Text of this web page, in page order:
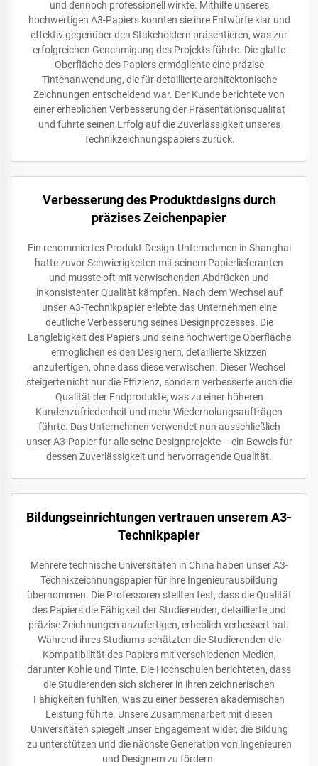
und dennoch professionell wirkte. Mithilfe unseres
hochwertigen A3-Papiers konnten sie ihre Entwürfe klar und
effektiv gegenüber den Stakeholdern präsentieren, was zur
erfolgreichen Genehmigung des Projekts führte. Die glatte
Oberfläche des Papiers ermöglichte eine präzise
Tintenanwendung, die für detaillierte architektonische
Zeichnungen entscheidend war. Der Kunde berichtete von
einer erheblichen Verbesserung der Präsentationsqualität
und führte seinen Erfolg auf die Zuverlässigkeit unseres
Technikzeichnungspapiers zurück.
Verbesserung des Produktdesigns durch
präzises Zeichenpapier
Ein renommiertes Produkt-Design-Unternehmen in Shanghai
hatte zuvor Schwierigkeiten mit seinem Papierlieferanten
und musste oft mit verwischenden Abdrücken und
inkonsistenter Qualität kämpfen. Nach dem Wechsel auf
unser A3-Technikpapier erlebte das Unternehmen eine
deutliche Verbesserung seines Designprozesses. Die
Langlebigkeit des Papiers und seine hochwertige Oberfläche
ermöglichen es den Designern, detaillierte Skizzen
anzufertigen, ohne dass diese verwischen. Dieser Wechsel
steigerte nicht nur die Effizienz, sondern verbesserte auch die
Qualität der Endprodukte, was zu einer höheren
Kundenzufriedenheit und mehr Wiederholungsaufträgen
führte. Das Unternehmen verwendet nun ausschließlich
unser A3-Papier für alle seine Designprojekte – ein Beweis für
dessen Zuverlässigkeit und hervorragende Qualität.
Bildungseinrichtungen vertrauen unserem A3-
Technikpapier
Mehrere technische Universitäten in China haben unser A3-
Technikzeichnungspapier für ihre Ingenieurausbildung
übernommen. Die Professoren stellten fest, dass die Qualität
des Papiers die Fähigkeit der Studierenden, detaillierte und
präzise Zeichnungen anzufertigen, erheblich verbessert hat.
Während ihres Studiums schätzten die Studierenden die
Kompatibilität des Papiers mit verschiedenen Medien,
darunter Kohle und Tinte. Die Hochschulen berichteten, dass
die Studierenden sich sicherer in ihren zeichnerischen
Fähigkeiten fühlten, was zu einer besseren akademischen
Leistung führte. Unsere Zusammenarbeit mit diesen
Universitäten spiegelt unser Engagement wider, die Bildung
zu unterstützen und die nächste Generation von Ingenieuren
und Designern zu fördern.